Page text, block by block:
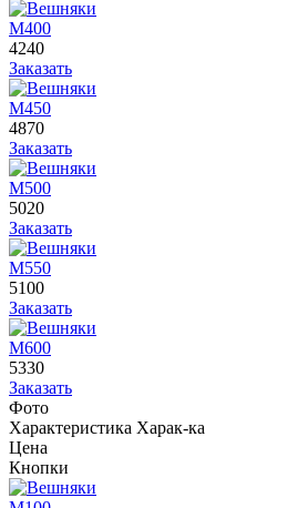
М400
4240
Заказать
М450
4870
Заказать
М500
5020
Заказать
М550
5100
Заказать
М600
5330
Заказать
Фото
Характеристика Харак-ка
Цена
Кнопки